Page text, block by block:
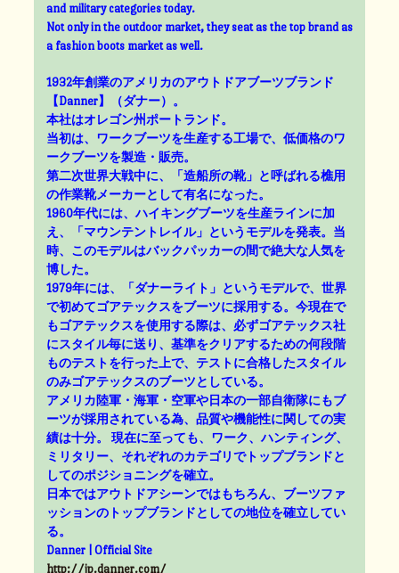
and military categories today.
Not only in the outdoor market, they seat as the top brand as
a fashion boots market as well.
1932年創業のアメリカのアウトドアブーツブランド
【Danner】（ダナー）。
本社はオレゴン州ポートランド。
当初は、ワークブーツを生産する工場で、低価格のワ
ークブーツを製造・販売。
第二次世界大戦中に、「造船所の靴」と呼ばれる樵用
の作業靴メーカーとして有名になった。
1960年代には、ハイキングブーツを生産ラインに加
え、「マウンテントレイル」というモデルを発表。当
時、このモデルはバックパッカーの間で絶大な人気を
博した。
1979年には、「ダナーライト」というモデルで、世界
で初めてゴアテックスをブーツに採用する。今現在で
もゴアテックスを使用する際は、必ずゴアテックス社
にスタイル毎に送り、基準をクリアするための何段階
ものテストを行った上で、テストに合格したスタイル
のみゴアテックスのブーツとしている。
アメリカ陸軍・海軍・空軍や日本の一部自衛隊にもブ
ーツが採用されている為、品質や機能性に関しての実
績は十分。 現在に至っても、ワーク、ハンティング、
ミリタリー、それぞれのカテゴリでトップブランドと
してのポジショニングを確立。
日本ではアウトドアシーンではもちろん、ブーツファ
ッションのトップブランドとしての地位を確立してい
る。
Danner | Official Site
http://jp.danner.com/